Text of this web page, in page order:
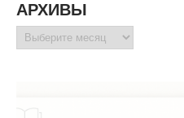
АРХИВЫ
Архивы